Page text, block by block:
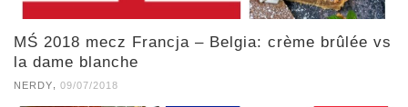
MŚ 2018 mecz Francja – Belgia: crème brûlée vs
la dame blanche
NERDY 09/07/2018